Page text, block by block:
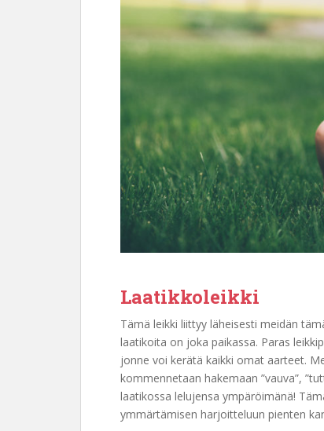
Laatikkoleikki
Tämä leikki liittyy läheisesti meidän
laatikoita on joka paikassa. Paras
jonne voi kerätä kaikki omat aarteet.
kommennetaan hakemaan ”vauva”,
laatikossa lelujensa ympäröimänä!
ymmärtämisen harjoitteluun pienten